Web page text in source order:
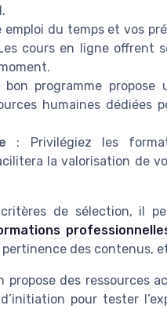
emploi du temps et vos
cours en ligne
programme propose
humaines
: Privilégiez les
la valorisation de
de sélection, il
des contenus,
propose des ressources
pour tester